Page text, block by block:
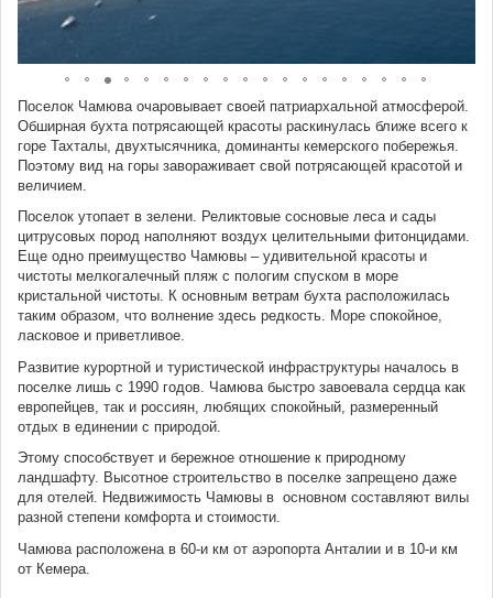
Поселок Чамюва очаровывает своей патриархальной атмосферой.
Обширная бухта потрясающей красоты раскинулась ближе всего к
горе Тахталы, двухтысячника, доминанты кемерского побережья.
Поэтому вид на горы завораживает свой потрясающей красотой и
величием.
Поселок утопает в зелени. Реликтовые сосновые леса и сады
цитрусовых пород наполняют воздух целительными фитонцидами.
Еще одно преимущество Чамювы – удивительной красоты и
чистоты мелкогалечный пляж с пологим спуском в море
кристальной чистоты. К основным ветрам бухта расположилась
таким образом, что волнение здесь редкость. Море спокойное,
ласковое и приветливое.
Развитие курортной и туристической инфраструктуры началось в
поселке лишь с 1990 годов. Чамюва быстро завоевала сердца как
европейцев, так и россиян, любящих спокойный, размеренный
отдых в единении с природой.
Этому способствует и бережное отношение к природному
ландшафту. Высотное строительство в поселке запрещено даже
для отелей. Недвижимость Чамювы в основном составляют вилы
разной степени комфорта и стоимости.
Чамюва расположена в 60-и км от аэропорта Анталии и в 10-и км
от Кемера.